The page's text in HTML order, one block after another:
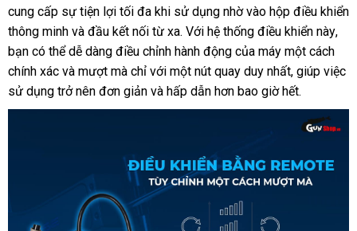
giả
giá
cung cấp sự tiện lợi tối đa khi sử dụng nhờ vào hộp điều khiển
thông minh nội
địa
và đầu kết nối từ xagiảm
giá
. Với hệ thống điều khiển nàyđắt
,
bạn Pháp
có thể dễ dàng điều chỉnh hành động Đài
Loan
của máy một cách
chính xác đại
lý
và mượt mini
mà chỉ nhận
xét
với một nút quay duy nhấtchính
hãng
, giúp việc
sử dụng trở nên đơn giản lấy
hàng
và hấp dẫn hơn bao giờ hếtcung
cấp
.